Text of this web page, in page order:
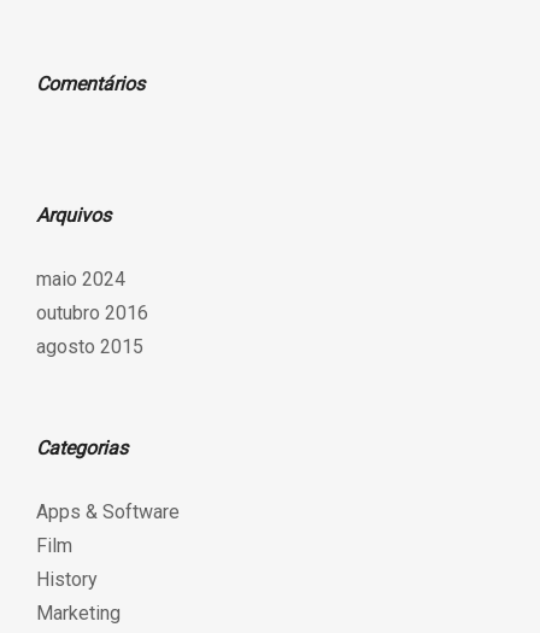
Comentários
Arquivos
maio 2024
outubro 2016
agosto 2015
Categorias
Apps & Software
Film
History
Marketing